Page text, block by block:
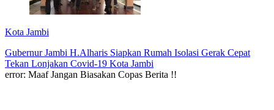
Kota Jambi
Gubernur Jambi H.Alharis Siapkan Rumah Isolasi Gerak Cepat
Tekan Lonjakan Covid-19 Kota Jambi
error: Maaf Jangan Biasakan Copas Berita !!